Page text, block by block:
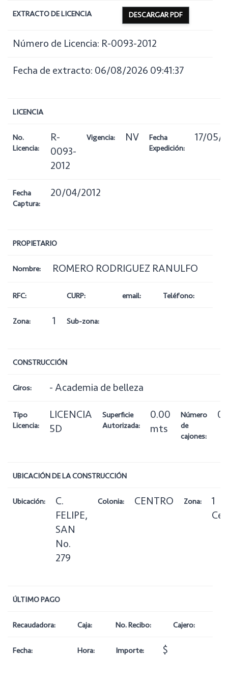
EXTRACTO DE LICENCIA DESCARGAR PDF
Número de Licencia: R-0093-2012
Fecha de extracto: 06/08/2026 09:41:37
LICENCIA
No.
Licencia:
R-
0093-
2012
Vigencia: NV
Fecha
Expedición:
17/05/
Fecha
Captura:
20/04/2012
PROPIETARIO
Nombre: ROMERO RODRIGUEZ RANULFO
RFC: CURP: email: Teléfono:
Zona: 1 Sub-zona:
CONSTRUCCIÓN
Giros: - Academia de belleza
Tipo
Licencia:
LICENCIA
5D
Superficie
Autorizada:
0.00
mts
Número
de
cajones:
0
UBICACIÓN DE LA CONSTRUCCIÓN
Ubicación:
C.
FELIPE,
SAN
No.
279
Colonia: CENTRO Zona:
1
ÚLTIMO PAGO
Recaudadora: Caja: No. Recibo: Cajero:
Fecha: Hora: Importe: $